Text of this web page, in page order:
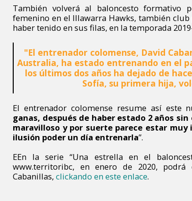
También volverá al baloncesto formativo
femenino en el Illawarra Hawks, también
haber tenido en sus filas, en la temporada
"El entrenador colomense, David
Australia, ha estado entrenando en el
los últimos dos años ha dejado de
Sofía, su primera hija,
El entrenador colomense resume así este
ganas, después de haber estado 2 años
maravilloso y por suerte parece estar
ilusión poder un día entrenarla”.
EEn la serie “Una estrella en el
www.territoribc, en enero de 2020,
Cabanillas, clickando en este enlace.